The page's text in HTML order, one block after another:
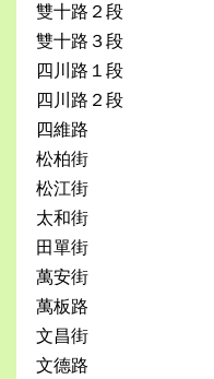
雙十路２段
雙十路３段
四川路１段
四川路２段
四維路
松柏街
松江街
太和街
田單街
萬安街
萬板路
文昌街
文德路